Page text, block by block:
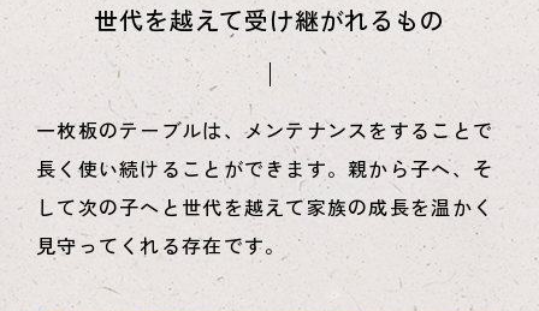
世代を越えて受け継がれるもの
一枚板のテーブルは、メンテナンスをすることで
長く使い続けることができます。親から子へ、そ
して次の子へと世代を越えて家族の成長を温かく
見守ってくれる存在です。